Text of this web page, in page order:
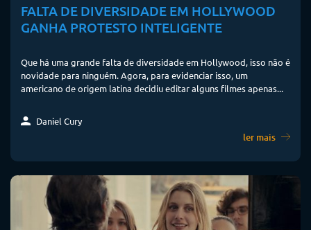
FALTA DE DIVERSIDADE EM HOLLYWOOD
GANHA PROTESTO INTELIGENTE
Que há uma grande falta de diversidade em Hollywood, isso não é
novidade para ninguém. Agora, para evidenciar isso, um
americano de origem latina decidiu editar alguns filmes apenas...
Daniel Cury
ler mais